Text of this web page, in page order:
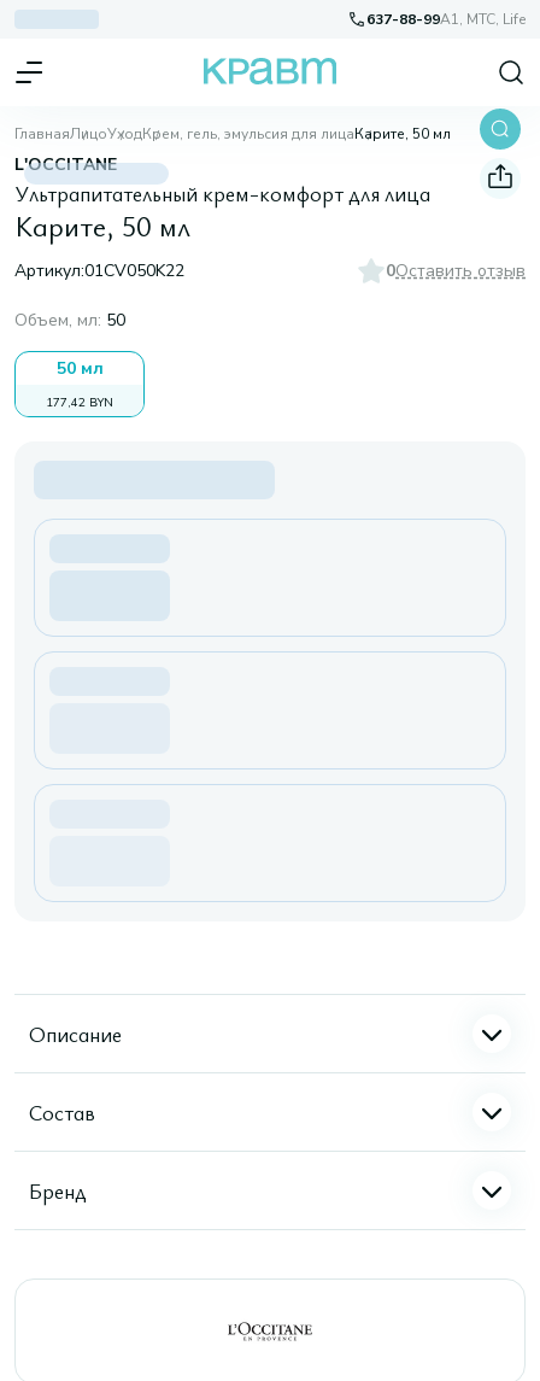
637-88-99A1, МТС, Life
ГлавнаяЛицоУходКрем, гель, эмульсия для лицаКарите, 50 мл
L'OCCITANE
Ультрапитательный крем-комфорт для лица
Карите, 50 мл
Артикул:01CV050K22 0Оставить отзыв
Объем, мл: 50
50 мл
177,42 BYN
Описание
Состав
Бренд